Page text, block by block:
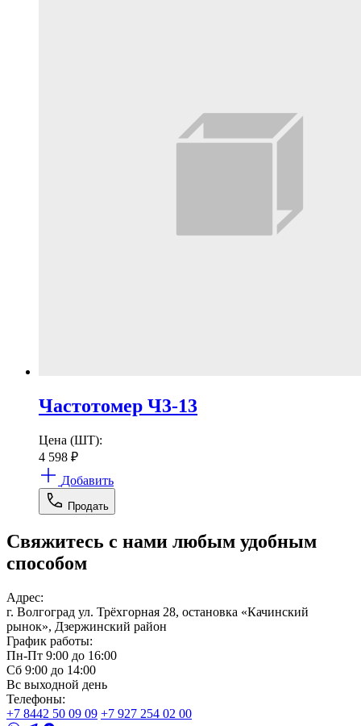
Частотомер Ч3-13
Цена (ШТ):
4 598 ₽
Добавить
Продать
Свяжитесь с нами любым удобным
способом
Адрес:
г. Волгоград ул. Трёхгорная 28, остановка «Качинский
рынок», Дзержинский район
График работы:
Пн-Пт 9:00 до 16:00
Сб 9:00 до 14:00
Вс выходной день
Телефоны:
+7 8442 50 09 09 +7 927 254 02 00